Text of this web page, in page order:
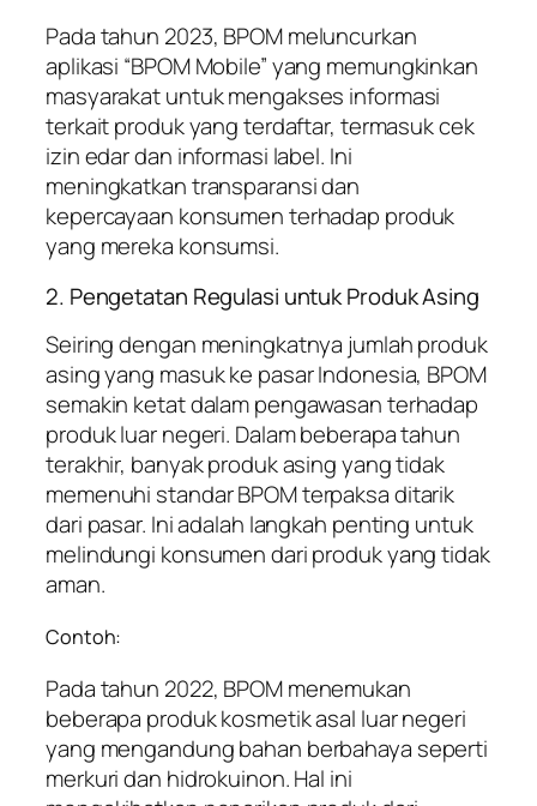
Pada tahun 2023, BPOM meluncurkan
aplikasi “BPOM Mobile” yang memungkinkan
masyarakat untuk mengakses informasi
terkait produk yang terdaftar, termasuk cek
izin edar dan informasi label. Ini
meningkatkan transparansi dan
kepercayaan konsumen terhadap produk
yang mereka konsumsi.
2. Pengetatan Regulasi untuk Produk Asing
Seiring dengan meningkatnya jumlah produk
asing yang masuk ke pasar Indonesia, BPOM
semakin ketat dalam pengawasan terhadap
produk luar negeri. Dalam beberapa tahun
terakhir, banyak produk asing yang tidak
memenuhi standar BPOM terpaksa ditarik
dari pasar. Ini adalah langkah penting untuk
melindungi konsumen dari produk yang tidak
aman.
Contoh:
Pada tahun 2022, BPOM menemukan
beberapa produk kosmetik asal luar negeri
yang mengandung bahan berbahaya seperti
merkuri dan hidrokuinon. Hal ini